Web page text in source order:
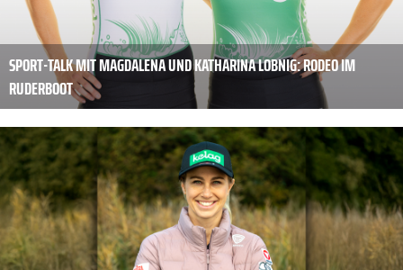
SPORT-TALK MIT MAGDALENA UND KATHARINA LOBNIG: RODEO IM
RUDERBOOT